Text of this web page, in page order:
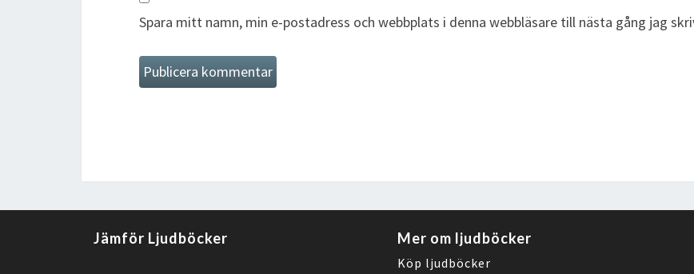
Spara mitt namn, min e-postadress och webbplats i denna webbläsare till nästa gång jag
Jämför Ljudböcker Mer om ljudböcker
Köp ljudböcker